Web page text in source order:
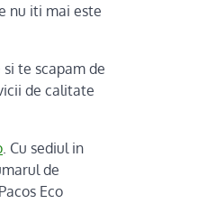
nu iti mai este
te scapam de
de calitate
. Cu sediul in
de
Eco